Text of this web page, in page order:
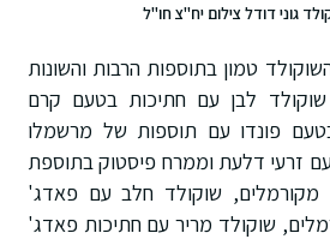
גוני דודל צילום יח"צ חו"ל
טמון בתוספות הרבות והשונות
לבן עם חתיכות בטעם קרם
פונדו עם תוספות של מרשמלו
עם זרעי דלעת וממרח פיסטוק בתוספת
מקורמלים, שוקולד חלב עם פאדג'
שוקולד מריר עם חתיכות פאדג'